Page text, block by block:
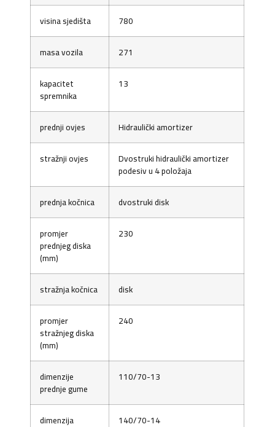
visina sjedišta
780
masa vozila
271
kapacitet
spremnika
13
prednji ovjes
Hidraulički amortizer
stražnji ovjes
Dvostruki hidraulički amortizer
podesiv u 4 položaja
prednja kočnica
dvostruki disk
promjer
prednjeg diska
(mm)
230
stražnja kočnica
disk
promjer
stražnjeg diska
(mm)
240
dimenzije
prednje gume
110/70-13
dimenzija 140/70-14